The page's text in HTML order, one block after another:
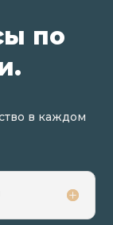
по
в каждом